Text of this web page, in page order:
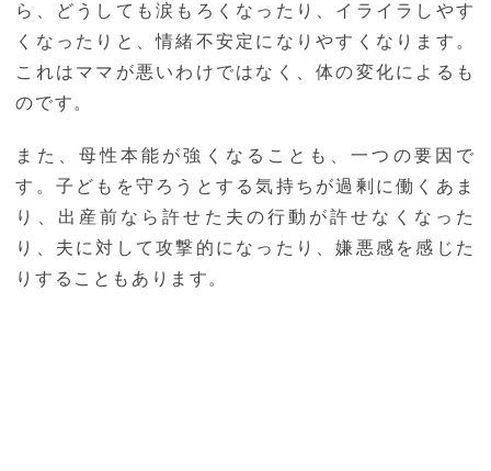
ら、どうしても涙もろくなったり、イライラしやす
くなったりと、情緒不安定になりやすくなります。
これはママが悪いわけではなく、体の変化によるも
のです。
また、母性本能が強くなることも、一つの要因で
す。子どもを守ろうとする気持ちが過剰に働くあま
り、出産前なら許せた夫の行動が許せなくなった
り、夫に対して攻撃的になったり、嫌悪感を感じた
りすることもあります。